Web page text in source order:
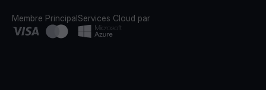
Membre PrincipalServices Cloud par